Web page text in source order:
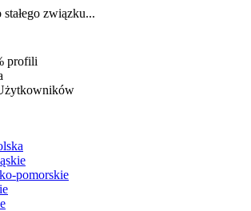
związku...
profili
pomorskie